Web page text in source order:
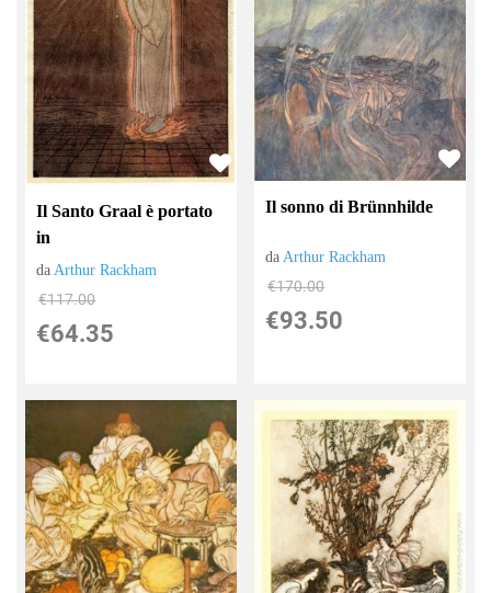
Il Santo Graal è portato
in
da Arthur Rackham
€117.00
€64.35
Il sonno di Brünnhilde
daArthur Rackham
€170.00
€93.50